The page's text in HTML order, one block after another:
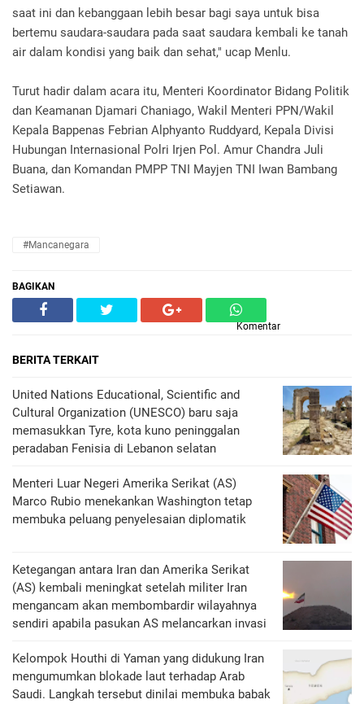
saat ini dan kebanggaan lebih besar bagi saya untuk bisa
bertemu saudara-saudara pada saat saudara kembali ke tanah
air dalam kondisi yang baik dan sehat," ucap Menlu.
Turut hadir dalam acara itu, Menteri Koordinator Bidang Politik
dan Keamanan Djamari Chaniago, Wakil Menteri PPN/Wakil
Kepala Bappenas Febrian Alphyanto Ruddyard, Kepala Divisi
Hubungan Internasional Polri Irjen Pol. Amur Chandra Juli
Buana, dan Komandan PMPP TNI Mayjen TNI Iwan Bambang
Setiawan.
#Mancanegara
BAGIKAN
Komentar
BERITA TERKAIT
United Nations Educational, Scientific and
Cultural Organization (UNESCO) baru saja
memasukkan Tyre, kota kuno peninggalan
peradaban Fenisia di Lebanon selatan
Menteri Luar Negeri Amerika Serikat (AS)
Marco Rubio menekankan Washington tetap
membuka peluang penyelesaian diplomatik
Ketegangan antara Iran dan Amerika Serikat
(AS) kembali meningkat setelah militer Iran
mengancam akan membombardir wilayahnya
sendiri apabila pasukan AS melancarkan invasi
Kelompok Houthi di Yaman yang didukung Iran
mengumumkan blokade laut terhadap Arab
Saudi. Langkah tersebut dinilai membuka babak